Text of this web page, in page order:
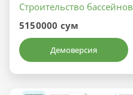
Строительство бассейнов
5150000 сум
Демоверсия